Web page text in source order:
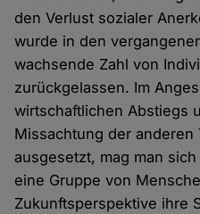
den Verlust sozialer
wurde in den
wachsende Zahl von
zurückgelassen. Im
wirtschaftlichen Abstiegs
Missachtung der anderen
ausgesetzt, mag man
eine Gruppe von
Zukunftsperspektive ihre